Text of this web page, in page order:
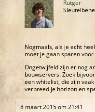
Rutger
Nogmaals, als je echt
moet je gaan sparen
Ongetwijfeld zijn er nog
bouwservers. Zoek
een whitelist, die zijn
verbreed je horizon en
8 maart 2015 om 21:41